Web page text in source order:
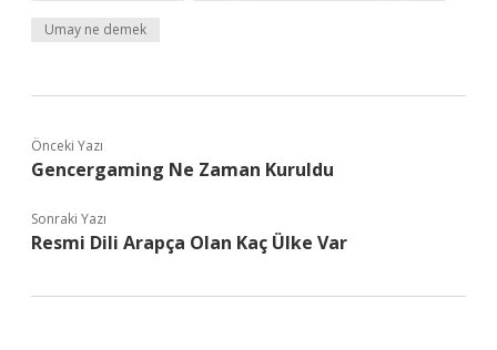
Umay ne demek
Önceki Yazı
Gencergaming Ne Zaman Kuruldu
Sonraki Yazı
Resmi Dili Arapça Olan Kaç Ülke Var